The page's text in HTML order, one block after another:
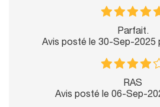
Parfait.
Avis posté le 30-Sep-2025
RAS
Avis posté le 06-Sep-